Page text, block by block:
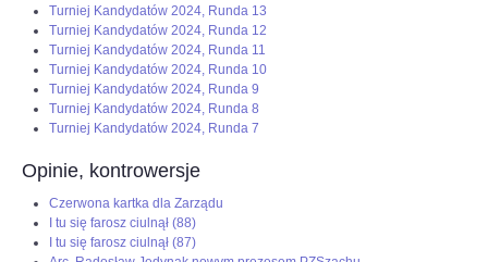
Turniej Kandydatów 2024, Runda 13
Turniej Kandydatów 2024, Runda 12
Turniej Kandydatów 2024, Runda 11
Turniej Kandydatów 2024, Runda 10
Turniej Kandydatów 2024, Runda 9
Turniej Kandydatów 2024, Runda 8
Turniej Kandydatów 2024, Runda 7
Opinie, kontrowersje
Czerwona kartka dla Zarządu
I tu się farosz ciulnął (88)
I tu się farosz ciulnął (87)